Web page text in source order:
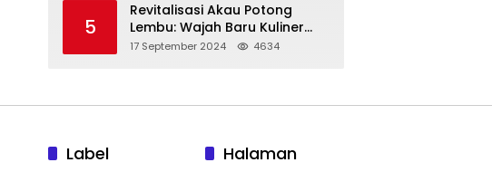
Kebersamaan dalam Agama
Buddha
5
Revitalisasi Akau Potong
Lembu: Wajah Baru Kuliner
Legendaris Tanjungpinang
17 September 2024 4634
Label Halaman